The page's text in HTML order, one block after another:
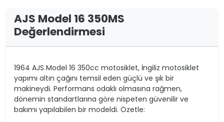
AJS Model 16 350MS
Değerlendirmesi
1964 AJS Model 16 350cc motosiklet, İngiliz motosiklet
yapımı altın çağını temsil eden güçlü ve şık bir
makineydi. Performans odaklı olmasına rağmen,
dönemin standartlarına göre nispeten güvenilir ve
bakımı yapılabilen bir modeldi. Özetle: